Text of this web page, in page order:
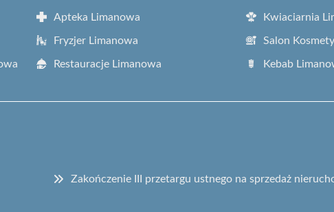
Apteka Limanowa Kwiaciarnia
Fryzjer Limanowa Salon
Restauracje Limanowa Kebab
Zakończenie III przetargu ustnego na sprzedaż